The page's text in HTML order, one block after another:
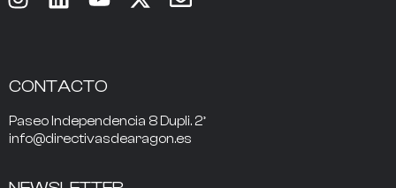
CONTACTO
Paseo Independencia 8 Dupli. 2º
info@directivasdearagon.es